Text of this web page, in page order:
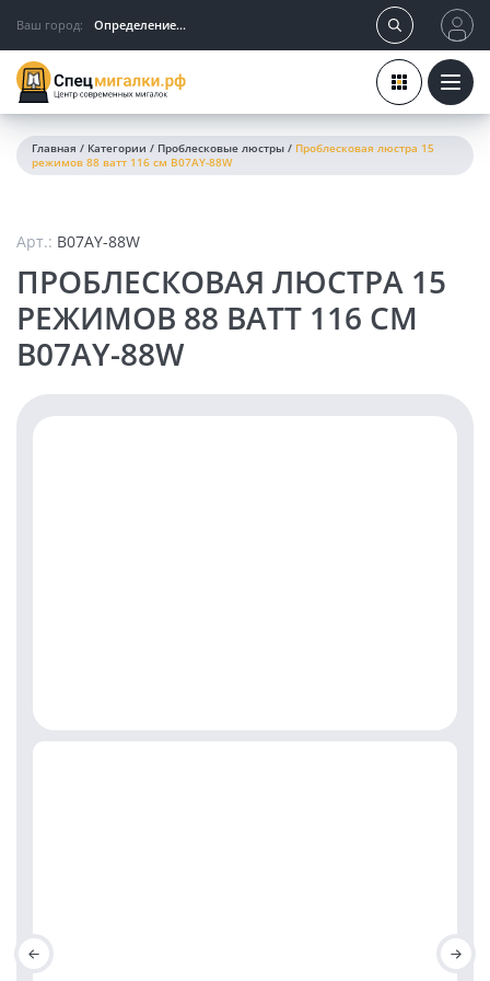
Ваш город: Определение...
Главная / Категории / Проблесковые люстры / Проблесковая люстра 15
режимов 88 ватт 116 см B07AY-88W
Арт.: B07AY-88W
ПРОБЛЕСКОВАЯ ЛЮСТРА 15
РЕЖИМОВ 88 ВАТТ 116 СМ
B07AY-88W